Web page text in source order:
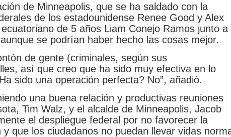
de Minneapolis, que se ha saldado con la
de los estadounidense Renee Good y Alex
de 5 años Liam Conejo Ramos junto a
se podrían haber hecho las cosas mejor.
de gente (criminales, según sus
así que creo que ha sido muy efectiva en lo
sido una operación perfecta? No”, añadió.
una buena relación y productivas reuniones
Tim Walz, y el alcalde de Minneapolis, Jacob
el despliegue federal por no favorecer la
que los ciudadanos no puedan llevar vidas